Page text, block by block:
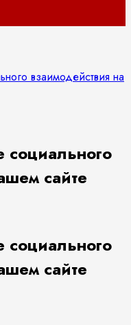
взаимодействия на
сайте
сайте